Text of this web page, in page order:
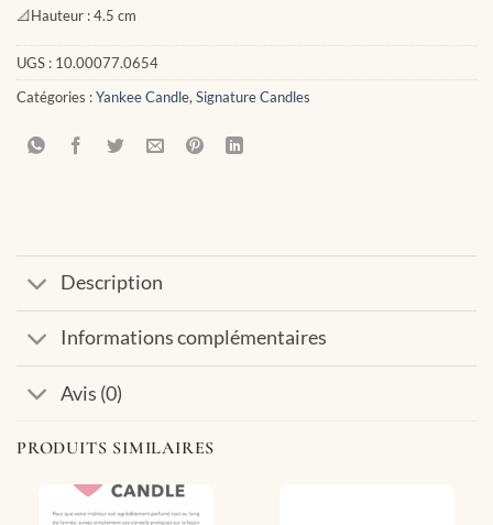
📐Hauteur :4.5 cm
UGS : 10.00077.0654
Catégories :Yankee Candle, Signature Candles
Description
Informations complémentaires
Avis (0)
PRODUITS SIMILAIRES